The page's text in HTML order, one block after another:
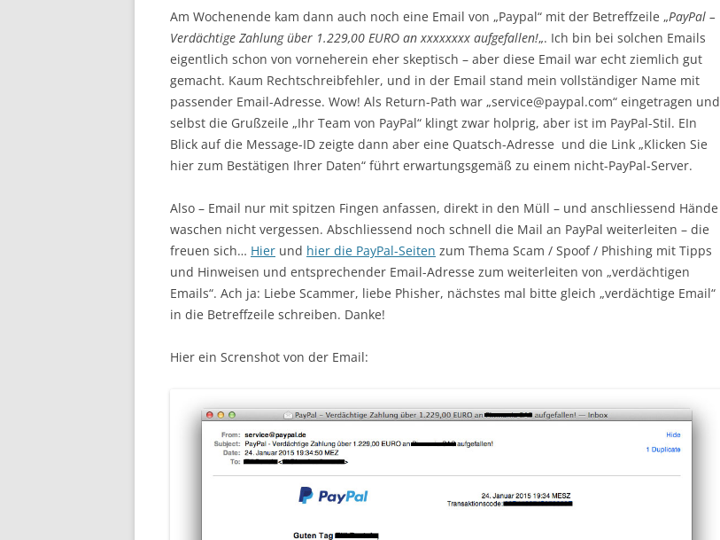
Am Wochenende kam dann auch noch eine Email von „Paypal“ mit der Betreffzeile „PayPal –
Verdächtige Zahlung über 1.229,00 EURO an xxxxxxxx aufgefallen!„. Ich bin bei solchen Emails
eigentlich schon von vorneherein eher skeptisch – aber diese Email war echt ziemlich gut
gemacht. Kaum Rechtschreibfehler, und in der Email stand mein vollständiger Name mit
passender Email-Adresse. Wow! Als Return-Path war „service@paypal.com“ eingetragen und
selbst die Grußzeile „Ihr Team von PayPal“ klingt zwar holprig, aber ist im PayPal-Stil. EIn
Blick auf die Message-ID zeigte dann aber eine Quatsch-Adresse und die Link „Klicken Sie
hier zum Bestätigen Ihrer Daten“ führt erwartungsgemäß zu einem nicht-PayPal-Server.
Also – Email nur mit spitzen Fingen anfassen, direkt in den Müll – und anschliessend Hände
waschen nicht vergessen. Abschliessend noch schnell die Mail an PayPal weiterleiten – die
freuen sich… Hier und hier die PayPal-Seiten zum Thema Scam / Spoof / Phishing mit Tipps
und Hinweisen und entsprechender Email-Adresse zum weiterleiten von „verdächtigen
Emails“. Ach ja: Liebe Scammer, liebe Phisher, nächstes mal bitte gleich „verdächtige Email“
in die Betreffzeile schreiben. Danke!
Hier ein Screnshot von der Email: